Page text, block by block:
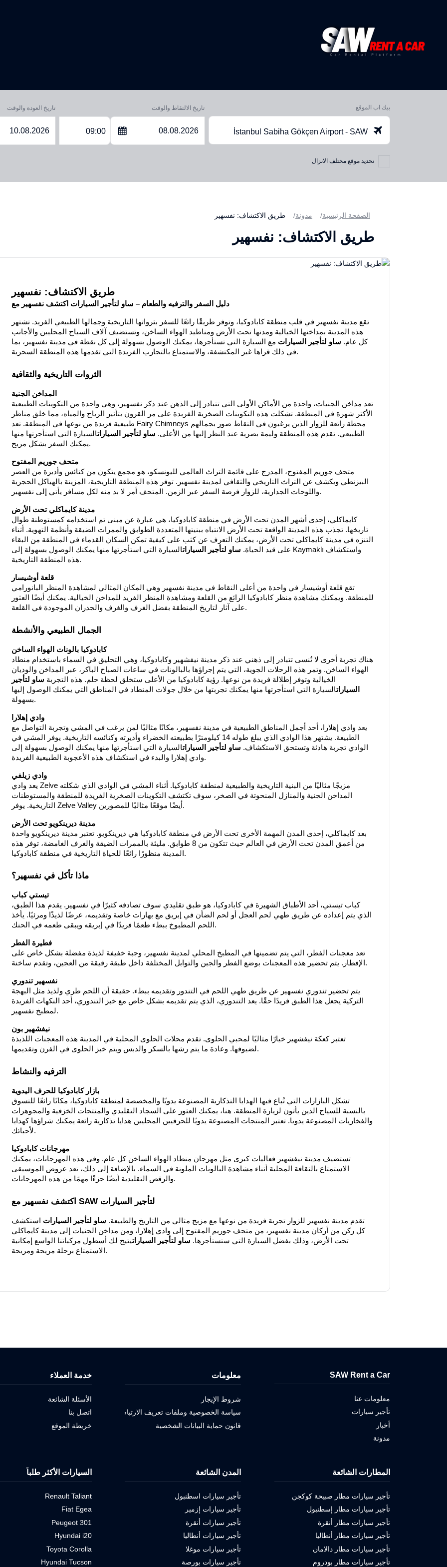
بيك اب الموقع
تحديد موقع مختلف الانزال
تاريخ الالتقاط والوقت
09:00
تاريخ العودة والوقت
الصفحة الرئيسية مدونة طريق الاكتشاف: نفسهير
طريق الاكتشاف: نفسهير
طريق الاكتشاف: نفسهير
دليل السفر والترفيه والطعام – ساو لتأجير السيارات اكتشف نفسهير مع
تقع مدينة نفسهير في قلب منطقة كابادوكيا، وتوفر طريقًا رائعًا للسفر بثرواتها التاريخية وجمالها الطبيعي الفريد. تشتهر
هذه المدينة بمداخنها الخيالية ومدنها تحت الأرض ومناطيد الهواء الساخن، وتستضيف آلاف السياح المحليين والأجانب
كل عام. ساو لتأجير السيارات مع السيارة التي تستأجرها، يمكنك الوصول بسهولة إلى كل نقطة في مدينة نفسهير، بما
في ذلك قراها غير المكتشفة، والاستمتاع بالتجارب الفريدة التي تقدمها هذه المنطقة السحرية.
الثروات التاريخية والثقافية
المداخن الجنية
تعد مداخن الجنيات، واحدة من الأماكن الأولى التي تتبادر إلى الذهن عند ذكر نفسهير، وهي واحدة من التكوينات الطبيعية
الأكثر شهرة في المنطقة. تشكلت هذه التكوينات الصخرية الفريدة على مر القرون بتأثير الرياح والمياه، مما خلق مناظر
طبيعية فريدة من نوعها في المنطقة. تعد Fairy Chimneys محطة رائعة للزوار الذين يرغبون في التقاط صور بجمالهم
الطبيعي. تقدم هذه المنطقة وليمة بصرية عند النظر إليها من الأعلى. ساو لتأجير السياراتالسيارة التي استأجرتها منها
يمكنك السفر بشكل مريح.
متحف جوريم المفتوح
متحف جوريم المفتوح، المدرج على قائمة التراث العالمي لليونسكو، هو مجمع يتكون من كنائس وأديرة من العصر
البيزنطي ويكشف عن التراث التاريخي والثقافي لمدينة نفسهير. توفر هذه المنطقة التاريخية، المزينة بالهياكل الحجرية
واللوحات الجدارية، للزوار فرصة السفر عبر الزمن. المتحف أمر لا بد منه لكل مسافر يأتي إلى نفسهير.
مدينة كايماكلي تحت الأرض
كايماكلي، إحدى أشهر المدن تحت الأرض في منطقة كابادوكيا، هي عبارة عن مبنى تم استخدامه كمستوطنة طوال
تاريخها. تجذب هذه المدينة الواقعة تحت الأرض الانتباه ببنيتها المتعددة الطوابق والممرات الضيقة وأنظمة التهوية. أثناء
التنزه في مدينة كايماكلي تحت الأرض، يمكنك التعرف عن كثب على كيفية تمكن السكان القدماء في المنطقة من البقاء
على قيد الحياة. ساو لتأجير السياراتالسيارة التي استأجرتها منها يمكنك الوصول بسهولة إلى Kaymaklı واستكشاف
هذه المنطقة التاريخية.
قلعة أوشيسار
تقع قلعة أوشيسار في واحدة من أعلى النقاط في مدينة نفسهير وهي المكان المثالي لمشاهدة المنظر البانورامي
للمنطقة. ويمكنك مشاهدة منظر كابادوكيا الرائع من القلعة ومشاهدة المنظر الفريد للمداخن الخيالية. يمكنك أيضًا العثور
على آثار لتاريخ المنطقة بفضل الغرف والغرف والجدران الموجودة في القلعة.
الجمال الطبيعي والأنشطة
كابادوكيا بالونات الهواء الساخن
هناك تجربة أخرى لا تُنسى تتبادر إلى ذهني عند ذكر مدينة نيفشهير وكابادوكيا، وهي التحليق في السماء باستخدام منطاد
الهواء الساخن. وتمر هذه الرحلات الجوية، التي يتم إجراؤها بالبالونات في ساعات الصباح الباكر، عبر المداخن والوديان
الخيالية وتوفر إطلالة فريدة من نوعها. رؤية كابادوكيا من الأعلى ستخلق لحظة حلم. هذه التجربة ساو لتأجير
السياراتالسيارة التي استأجرتها منها يمكنك تجربتها من خلال جولات المنطاد في المناطق التي يمكنك الوصول إليها
بسهولة.
وادي إهلارا
يعد وادي إهلارا، أحد أجمل المناطق الطبيعية في مدينة نفسهير، مكانًا مثاليًا لمن يرغب في المشي وتجربة التواصل مع
الطبيعة. يشتهر هذا الوادي الذي يبلغ طوله 14 كيلومترًا بطبيعته الخضراء وأديرته وكنائسه التاريخية. يوفر المشي في
الوادي تجربة هادئة وتستحق الاستكشاف. ساو لتأجير السياراتالسيارة التي استأجرتها منها يمكنك الوصول بسهولة إلى
وادي إهلارا والبدء في استكشاف هذه الأعجوبة الطبيعية الفريدة.
وادي زيلفي
يعد وادي Zelve مزيجًا مثاليًا من البنية التاريخية والطبيعية لمنطقة كابادوكيا. أثناء المشي في الوادي الذي شكلته
المداخن الجنية والمنازل المنحوتة في الصخر، سوف تكتشف التكوينات الصخرية الفريدة للمنطقة والمستوطنات
التاريخية. يوفر Zelve Valley أيضًا موقعًا مثاليًا للمصورين.
مدينة ديرينكويو تحت الأرض
بعد كايماكلي، إحدى المدن المهمة الأخرى تحت الأرض في منطقة كابادوكيا هي ديرينكويو. تعتبر مدينة ديرينكويو واحدة
من أعمق المدن تحت الأرض في العالم حيث تتكون من 8 طوابق. مليئة بالممرات الضيقة والغرف الغامضة، توفر هذه
المدينة منظورًا رائعًا للحياة التاريخية في منطقة كابادوكيا.
ماذا تأكل في نفسهير؟
تيستي كباب
كباب تيستي، أحد الأطباق الشهيرة في كابادوكيا، هو طبق تقليدي سوف تصادفه كثيرًا في نفسهير. يقدم هذا الطبق،
الذي يتم إعداده عن طريق طهي لحم العجل أو لحم الضأن في إبريق مع بهارات خاصة وتقديمه، عرضًا لذيذًا ومرئيًا. يأخذ
اللحم المطبوخ ببطء طعمًا فريدًا في إبريقه ويبقى طعمه في الحنك.
فطيرة الفطر
تعد معجنات الفطر، التي يتم تضمينها في المطبخ المحلي لمدينة نفسهير، وجبة خفيفة لذيذة مفضلة بشكل خاص على
الإفطار. يتم تحضير هذه المعجنات بوضع الفطر والجبن والتوابل المختلفة داخل طبقة رقيقة من العجين، وتقدم ساخنة.
نفسهير تندوري
يتم تحضير تندوري نفسهير عن طريق طهي اللحم في التندور وتقديمه ببطء. حقيقة أن اللحم طري ولذيذ مثل البهجة
التركية يجعل هذا الطبق فريدًا حقًا. يعد التندوري، الذي يتم تقديمه بشكل خاص مع خبز التندوري، أحد النكهات الفريدة
لمطبخ نفسهير.
نيفشهير بون
تعتبر كعكة نيفشهير خيارًا مثاليًا لمحبي الحلوى. تقدم محلات الحلوى المحلية في المدينة هذه المعجنات اللذيذة
لضيوفها. وعادة ما يتم رشها بالسكر والدبس ويتم خبز الحلوى في الفرن وتقديمها.
الترفيه والنشاط
بازار كابادوكيا للحرف اليدوية
تشكل البازارات التي تُباع فيها الهدايا التذكارية المصنوعة يدويًا والمخصصة لمنطقة كابادوكيا، مكانًا رائعًا للتسوق
بالنسبة للسياح الذين يأتون لزيارة المنطقة. هنا، يمكنك العثور على السجاد التقليدي والمنتجات الخزفية والمجوهرات
والفخاريات المصنوعة يدويا. تعتبر المنتجات المصنوعة يدويًا للحرفيين المحليين هدايا تذكارية رائعة يمكنك شراؤها كهدايا
لأحبائك.
مهرجانات كابادوكيا
تستضيف مدينة نيفشهير فعاليات كبرى مثل مهرجان منطاد الهواء الساخن كل عام. وفي هذه المهرجانات، يمكنك
الاستمتاع بالثقافة المحلية أثناء مشاهدة البالونات الملونة في السماء. بالإضافة إلى ذلك، تعد عروض الموسيقى
والرقص التقليدية أيضًا جزءًا مهمًا من هذه المهرجانات.
اكتشف نفسهير مع SAW لتأجير السيارات
تقدم مدينة نفسهير للزوار تجربة فريدة من نوعها مع مزيج مثالي من التاريخ والطبيعة. ساو لتأجير السيارات استكشف
كل ركن من أركان مدينة نفسهير، من متحف جوريم المفتوح إلى وادي إهلارا، ومن مداخن الجنيات إلى مدينة كايماكلي
تحت الأرض، وذلك بفضل السيارة التي ستستأجرها. ساو لتأجير السياراتيتيح لك أسطول مركباتنا الواسع إمكانية
الاستمتاع برحلة مريحة ومريحة.
SAW Rent a Car
معلومات عنا
تأجير سيارات
أخبار
مدونة
معلومات
شروط الإيجار
سياسة الخصوصية وملفات تعريف الارتباط
قانون حماية البيانات الشخصية
خدمة العملاء
الأسئلة الشائعة
اتصل بنا
خريطة الموقع
المطارات الشائعة
تأجير سيارات مطار صبيحة كوكجن
تأجير سيارات مطار إسطنبول
تأجير سيارات مطار أنقرة
تأجير سيارات مطار أنطاليا
تأجير سيارات مطار دالامان
تأجير سيارات مطار بودروم
المدن الشائعة
تأجير سيارات اسطنبول
تأجير سيارات إزمير
تأجير سيارات أنقرة
تأجير سيارات أنطاليا
تأجير سيارات موغلا
تأجير سيارات بورصة
السيارات الأكثر طلباً
Renault Taliant
Fiat Egea
Peugeot 301
Hyundai i20
Toyota Corolla
Hyundai Tucson